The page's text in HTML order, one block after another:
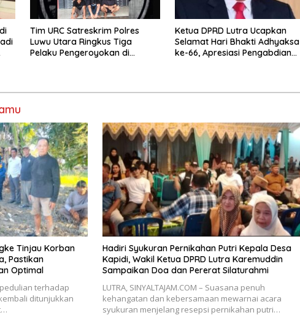
Tim URC Satreskrim Polres
Luwu Utara Ringkus Tiga
Pelaku Pengeroyokan di
Ketua DPRD Lutra Ucapkan
Selamat Hari Bhakti Adhyaksa
ke-66, Apresiasi Pengabdian
Tinjau Korban
Pastikan
Optimal
terhadap
ditunjukkan
Hadiri Syukuran Pernikahan Putri Kepala Desa
Kapidi, Wakil Ketua DPRD Lutra Karemuddin
Sampaikan Doa dan Pererat Silaturahmi
LUTRA, SINYALTAJAM.COM – Suasana penuh
kehangatan dan kebersamaan mewarnai acara
syukuran menjelang resepsi pernikahan putri…